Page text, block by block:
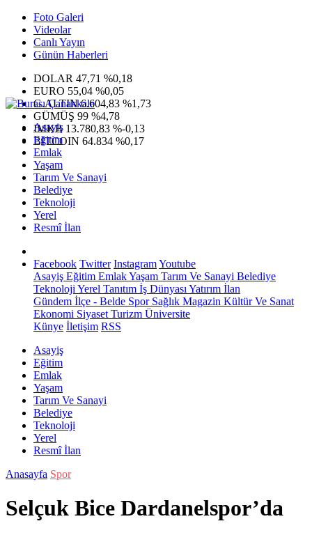
Foto Galeri
Videolar
Canlı Yayın
Günün Haberleri
DOLAR 47,71 %0,18
EURO 55,04 %0,05
G.ALTIN6.604,83 %1,73
GÜMÜŞ 99 %4,78
IMKB 13.780,83 %-0,13
BITCOIN 64.834 %0,17
Asayiş
Eğitim
Emlak
Yaşam
Tarım Ve Sanayi
Belediye
Teknoloji
Yerel
Resmî İlan
Facebook Twitter InstagramYoutube
Asayiş Eğitim EmlakYaşam Tarım Ve Sanayi Belediye
Teknoloji Yerel Tanıtım İş Dünyası Yatırım İlan
Gündem İlçe - Belde SporSağlık Magazin Kültür Ve Sanat
Ekonomi Siyaset Turizm Üniversite
Künye İletişim RSS
Asayiş
Eğitim
Emlak
Yaşam
Tarım Ve Sanayi
Belediye
Teknoloji
Yerel
Resmî İlan
Anasayfa Spor
Selçuk Bice Dardanelspor’da